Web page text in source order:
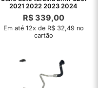
2021 2022 2023 2024
R$339,00
Em até 12x de R$ 32,49 no
cartão